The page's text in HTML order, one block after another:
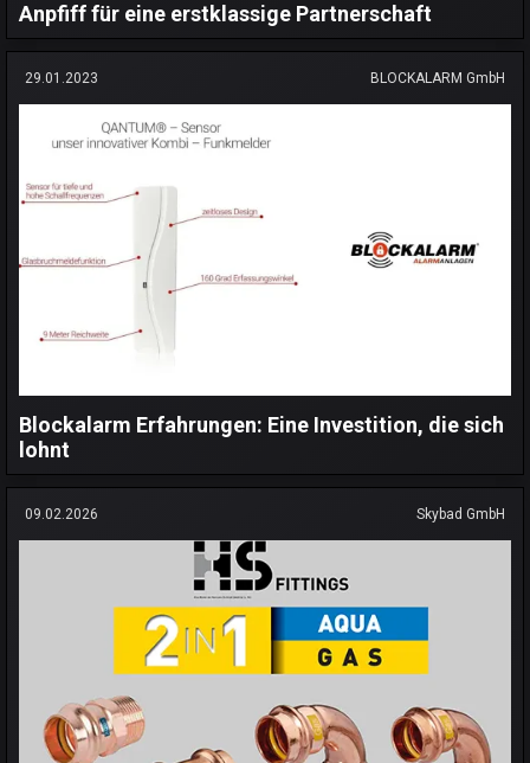
Anpfiff für eine erstklassige Partnerschaft
29.01.2023 BLOCKALARM GmbH
Blockalarm Erfahrungen: Eine Investition, die sich
lohnt
09.02.2026 Skybad GmbH